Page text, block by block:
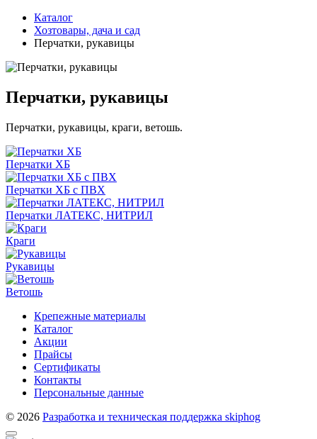
Каталог
Хозтовары, дача и сад
Перчатки, рукавицы
Перчатки, рукавицы
Перчатки, рукавицы, краги, ветошь.
Перчатки ХБ
Перчатки ХБ с ПВХ
Перчатки ЛАТЕКС, НИТРИЛ
Краги
Рукавицы
Ветошь
Крепежные материалы
Каталог
Акции
Прайсы
Сертификаты
Контакты
Персональные данные
© 2026 Разработка и техническая поддержка skiphog